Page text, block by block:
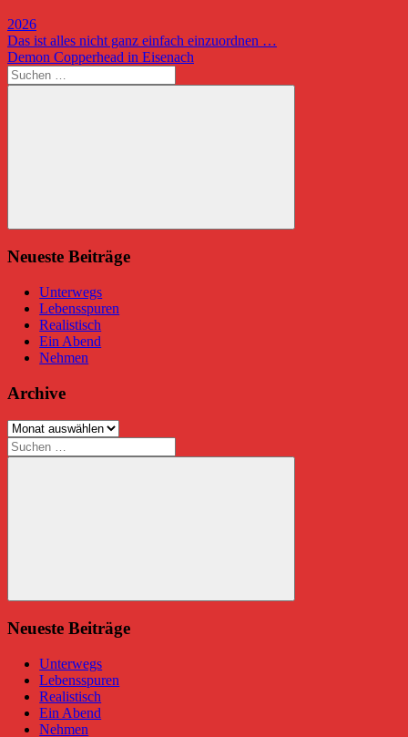
2026
Beitragsnavigation
Vorheriger
Beitrag:
Das ist alles nicht ganz einfach einzuordnen …
Nächster
Beitrag:
Demon Copperhead in Eisenach
Suchen
nach:
Suchen
Neueste Beiträge
Unterwegs
Lebensspuren
Realistisch
Ein Abend
Nehmen
Archive
Archive
Suchen
nach:
Suchen
Neueste Beiträge
Unterwegs
Lebensspuren
Realistisch
Ein Abend
Nehmen